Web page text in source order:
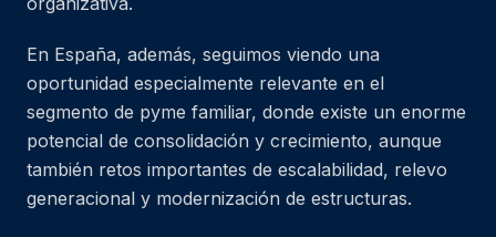
En España, además, seguimos viendo una
oportunidad especialmente relevante en el
segmento de pyme familiar, donde existe un enorme
potencial de consolidación y crecimiento, aunque
también retos importantes de escalabilidad, relevo
generacional y modernización de estructuras.